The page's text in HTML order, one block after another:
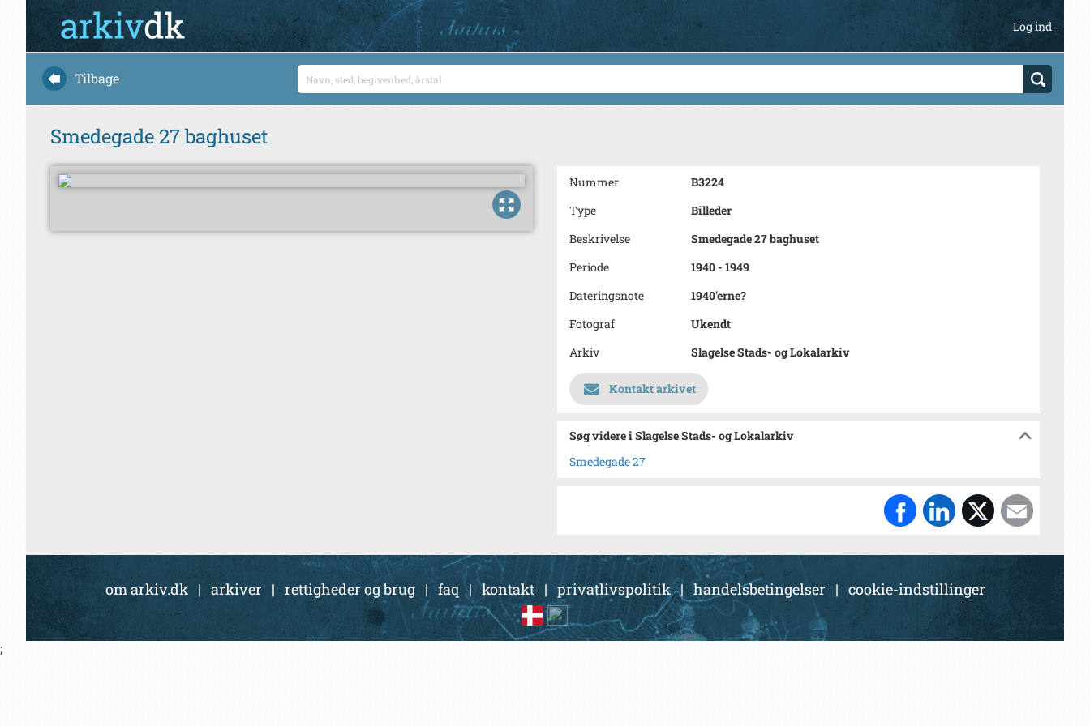
Log ind
Tilbage
Smedegade 27 baghuset
Nummer
B3224
Type
Billeder
Beskrivelse
Smedegade 27 baghuset
Periode
1940 - 1949
Dateringsnote
1940'erne?
Fotograf
Ukendt
Arkiv
Slagelse Stads- og Lokalarkiv
Kontakt arkivet
Søg videre i Slagelse Stads- og Lokalarkiv
Smedegade 27
om arkiv.dk | arkiver| rettigheder og brug|faq |kontakt| privatlivspolitik|handelsbetingelser | cookie-indstillinger
;